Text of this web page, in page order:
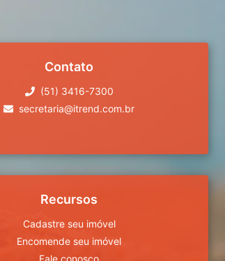
Contato
(51) 3416-7300
secretaria@itrend.com.br
Recursos
Cadastre seu imóvel
Encomende seu imóvel
Fale conosco